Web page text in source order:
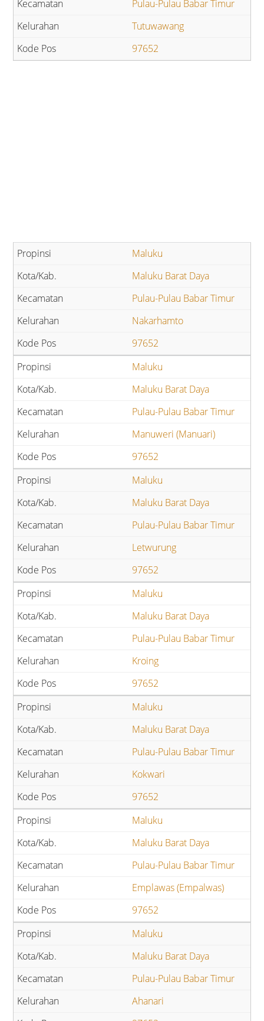
Pulau-Pulau Babar Timur
Tutuwawang
97652
Maluku
Maluku Barat Daya
Pulau-Pulau Babar Timur
Nakarhamto
97652
Maluku
Maluku Barat Daya
Pulau-Pulau Babar Timur
Manuweri (Manuari)
97652
Maluku
Maluku Barat Daya
Pulau-Pulau Babar Timur
Letwurung
97652
Maluku
Maluku Barat Daya
Pulau-Pulau Babar Timur
Kroing
97652
Maluku
Maluku Barat Daya
Pulau-Pulau Babar Timur
Kokwari
97652
Maluku
Maluku Barat Daya
Pulau-Pulau Babar Timur
Emplawas (Empalwas)
97652
Maluku
Maluku Barat Daya
Pulau-Pulau Babar Timur
Ahanari